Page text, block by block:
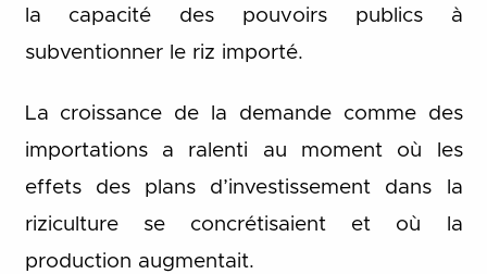
la capacité des pouvoirs publics à
subventionner le riz importé.
La croissance de la demande comme des
importations a ralenti au moment où les
effets des plans d’investissement dans la
riziculture se concrétisaient et où la
production augmentait.